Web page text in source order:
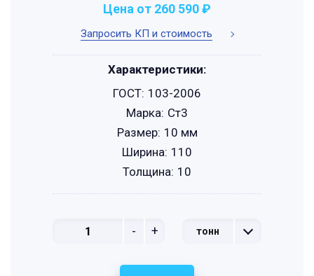
Запросить КП и стоимость
Цена от 260 590 ₽
- + тонн
Характеристики:
ГОСТ: 103-2006
Марка: Ст3
Размер: 10 мм
Ширина: 110
Толщина: 10